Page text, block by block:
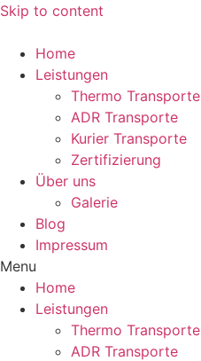
Skip to content
Home
Leistungen
Thermo Transporte
ADR Transporte
Kurier Transporte
Zertifizierung
Über uns
Galerie
Blog
Impressum
Menu
Home
Leistungen
Thermo Transporte
ADR Transporte